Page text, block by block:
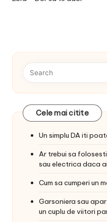
Cele mai citite
Un simplu DA iti
Ar trebui sa
sau electrica daca
Cum sa cumperi un
Garsoniera sau
un cuplu de viitori